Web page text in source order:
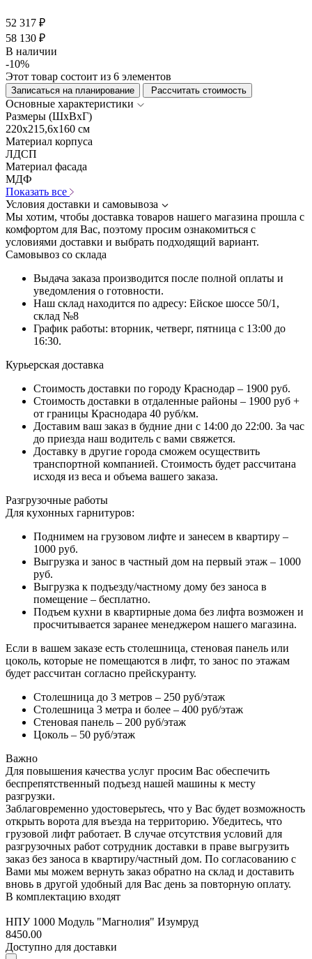
52 317 ₽
58 130 ₽
В наличии
-10%
Этот товар состоит из 6 элементов
Записаться на планирование Рассчитать стоимость
Основные характеристики
Размеры (ШхВхГ)
220x215,6x160 см
Материал корпуса
ЛДСП
Материал фасада
МДФ
Показать все
Условия доставки и самовывоза
Мы хотим, чтобы доставка товаров нашего магазина прошла с
комфортом для Вас, поэтому просим ознакомиться с
условиями доставки и выбрать подходящий вариант.
Самовывоз со склада
Выдача заказа производится после полной оплаты и
уведомления о готовности.
Наш склад находится по адресу: Ейское шоссе 50/1,
склад №8
График работы: вторник, четверг, пятница с 13:00 до
16:30.
Курьерская доставка
Стоимость доставки по городу Краснодар – 1900 руб.
Стоимость доставки в отдаленные районы – 1900 руб +
от границы Краснодара 40 руб/км.
Доставим ваш заказ в будние дни с 14:00 до 22:00. За час
до приезда наш водитель с вами свяжется.
Доставку в другие города сможем осуществить
транспортной компанией. Стоимость будет рассчитана
исходя из веса и объема вашего заказа.
Разгрузочные работы
Для кухонных гарнитуров:
Поднимем на грузовом лифте и занесем в квартиру –
1000 руб.
Выгрузка и занос в частный дом на первый этаж – 1000
руб.
Выгрузка к подъезду/частному дому без заноса в
помещение – бесплатно.
Подъем кухни в квартирные дома без лифта возможен и
просчитывается заранее менеджером нашего магазина.
Если в вашем заказе есть столешница, стеновая панель или
цоколь, которые не помещаются в лифт, то занос по этажам
будет рассчитан согласно прейскуранту.
Столешница до 3 метров – 250 руб/этаж
Столешница 3 метра и более – 400 руб/этаж
Стеновая панель – 200 руб/этаж
Цоколь – 50 руб/этаж
Важно
Для повышения качества услуг просим Вас обеспечить
беспрепятственный подъезд нашей машины к месту
разгрузки.
Заблаговременно удостоверьтесь, что у Вас будет возможность
открыть ворота для въезда на территорию. Убедитесь, что
грузовой лифт работает. В случае отсутствия условий для
разгрузочных работ сотрудник доставки в праве выгрузить
заказ без заноса в квартиру/частный дом. По согласованию с
Вами мы можем вернуть заказ обратно на склад и доставить
вновь в другой удобный для Вас день за повторную оплату.
В комплектацию входят
НПУ 1000 Модуль "Магнолия" Изумруд
8450.00
Доступно для доставки